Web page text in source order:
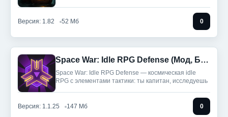
Версия: 1.82 52 Мб 0
Space War: Idle RPG Defense (Мод, Бесплатные покупки)
Space War: Idle RPG Defense — космическая idle
RPG с элементами тактики: ты капитан, исследуешь
Версия: 1.1.25 147 Мб 0